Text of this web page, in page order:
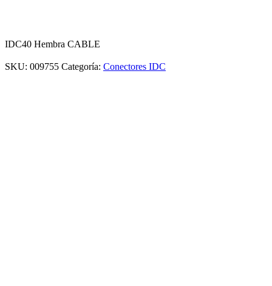
IDC40 Hembra CABLE
SKU: 009755 Categoría: Conectores IDC